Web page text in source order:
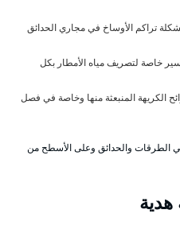
تراكم الأوساخ في مجاري الحدائق
خاصة لتصريف مياه الأمطار بكل
الكريهة المنبعثة منها وخاصة في فصل
الطرقات والحدائق وعلى الأسطح من